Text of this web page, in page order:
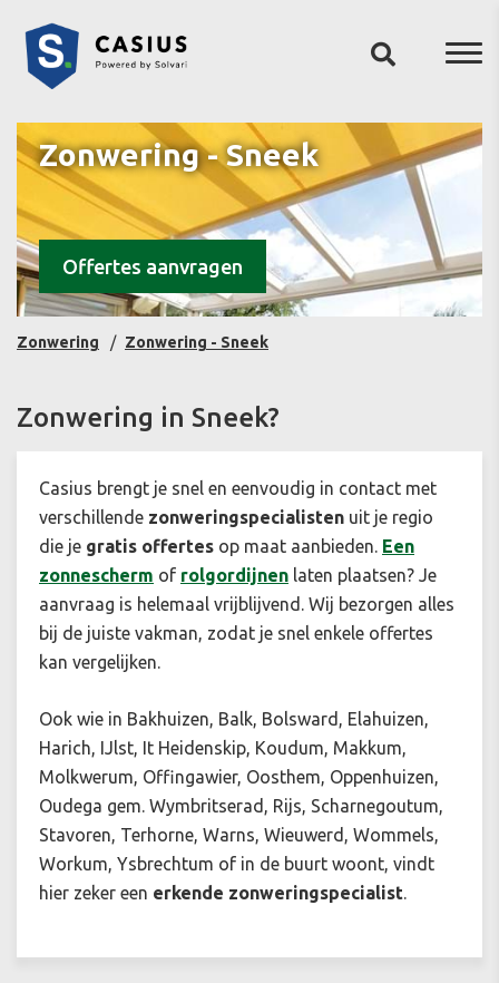
Zonwering - Sneek
Offertes aanvragen
Zonwering Zonwering - Sneek
Zonwering in Sneek?
Casius brengt je snel en eenvoudig in contact met
verschillende zonweringspecialisten uit je regio
die je gratis offertes op maat aanbieden. Een
zonnescherm of rolgordijnen laten plaatsen? Je
aanvraag is helemaal vrijblijvend. Wij bezorgen alles
bij de juiste vakman, zodat je snel enkele offertes
kan vergelijken.
Ook wie in Bakhuizen, Balk, Bolsward, Elahuizen,
Harich, IJlst, It Heidenskip, Koudum, Makkum,
Molkwerum, Offingawier, Oosthem, Oppenhuizen,
Oudega gem. Wymbritserad, Rijs, Scharnegoutum,
Stavoren, Terhorne, Warns, Wieuwerd, Wommels,
Workum, Ysbrechtum of in de buurt woont, vindt
hier zeker een erkende zonweringspecialist.